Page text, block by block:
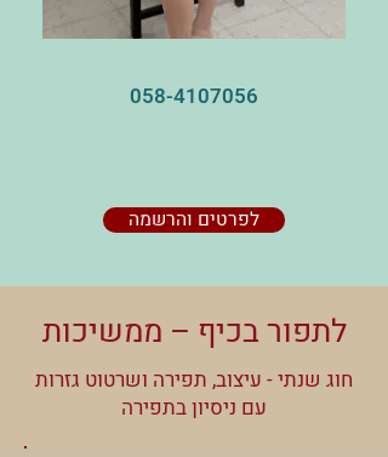
058-4107056
לפרטים והרשמה
לתפור בכיף – ממשיכות
חוג שנתי - עיצוב, תפירה ושרטוט גזרות
עם ניסיון בתפירה